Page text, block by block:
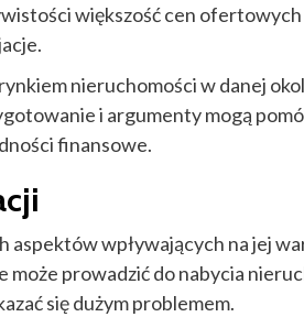
większość cen
nieruchomości w danej
i argumenty mogą
finansowe.
aspektów wpływających na jej
może prowadzić do nabycia
się dużym problemem.